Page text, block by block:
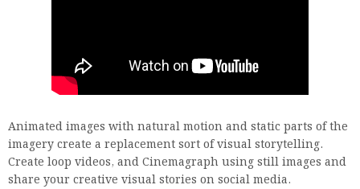
Animated images with natural motion and static parts of the
imagery create a replacement sort of visual storytelling.
Create loop videos, and Cinemagraph using still images and
share your creative visual stories on social media.